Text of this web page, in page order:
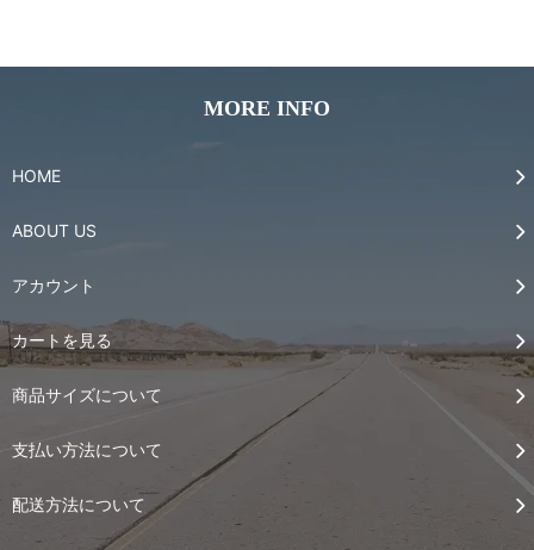
MORE INFO
HOME
ABOUT US
アカウント
カートを見る
商品サイズについて
支払い方法について
配送方法について